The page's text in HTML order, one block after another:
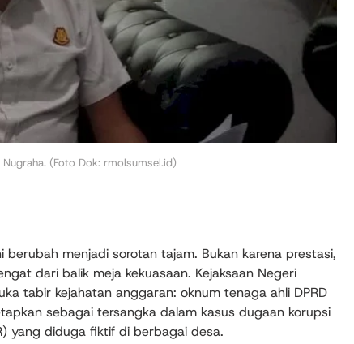
Nugraha. (Foto Dok: rmolsumsel.id)
berubah menjadi sorotan tajam. Bukan karena prestasi,
dari balik meja kekuasaan. Kejaksaan Negeri
tabir kejahatan anggaran: oknum tenaga ahli DPRD
sebagai tersangka dalam kasus dugaan korupsi
yang diduga fiktif di berbagai desa.